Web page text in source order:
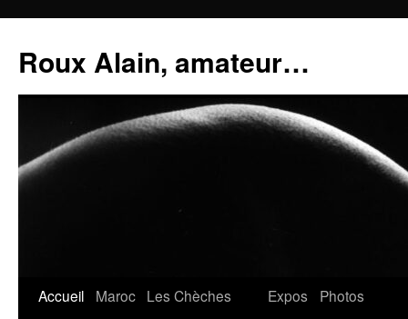
contenu
Roux Alain, amateur…
Accueil Maroc Les Chèches
Expos
Photos